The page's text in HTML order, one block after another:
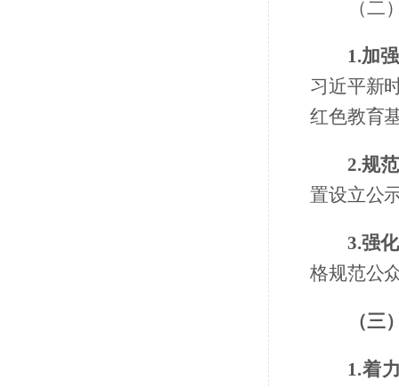
（二
1.加
习近平新
红色教育
2.规
置设立公
3.强
格规范公
（三
1.着